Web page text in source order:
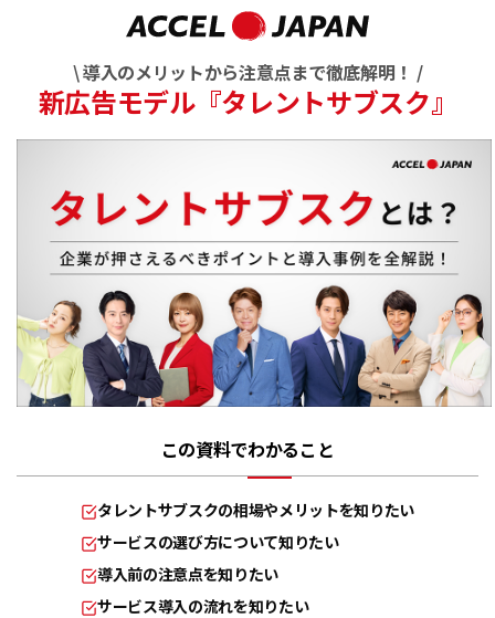
\ 導入のメリットから注意点まで徹底解明！ /
新広告モデル『タレントサブスク』
この資料でわかること
タレントサブスクの相場やメリットを知りたい
サービスの選び方について知りたい
導入前の注意点を知りたい
サービス導入の流れを知りたい